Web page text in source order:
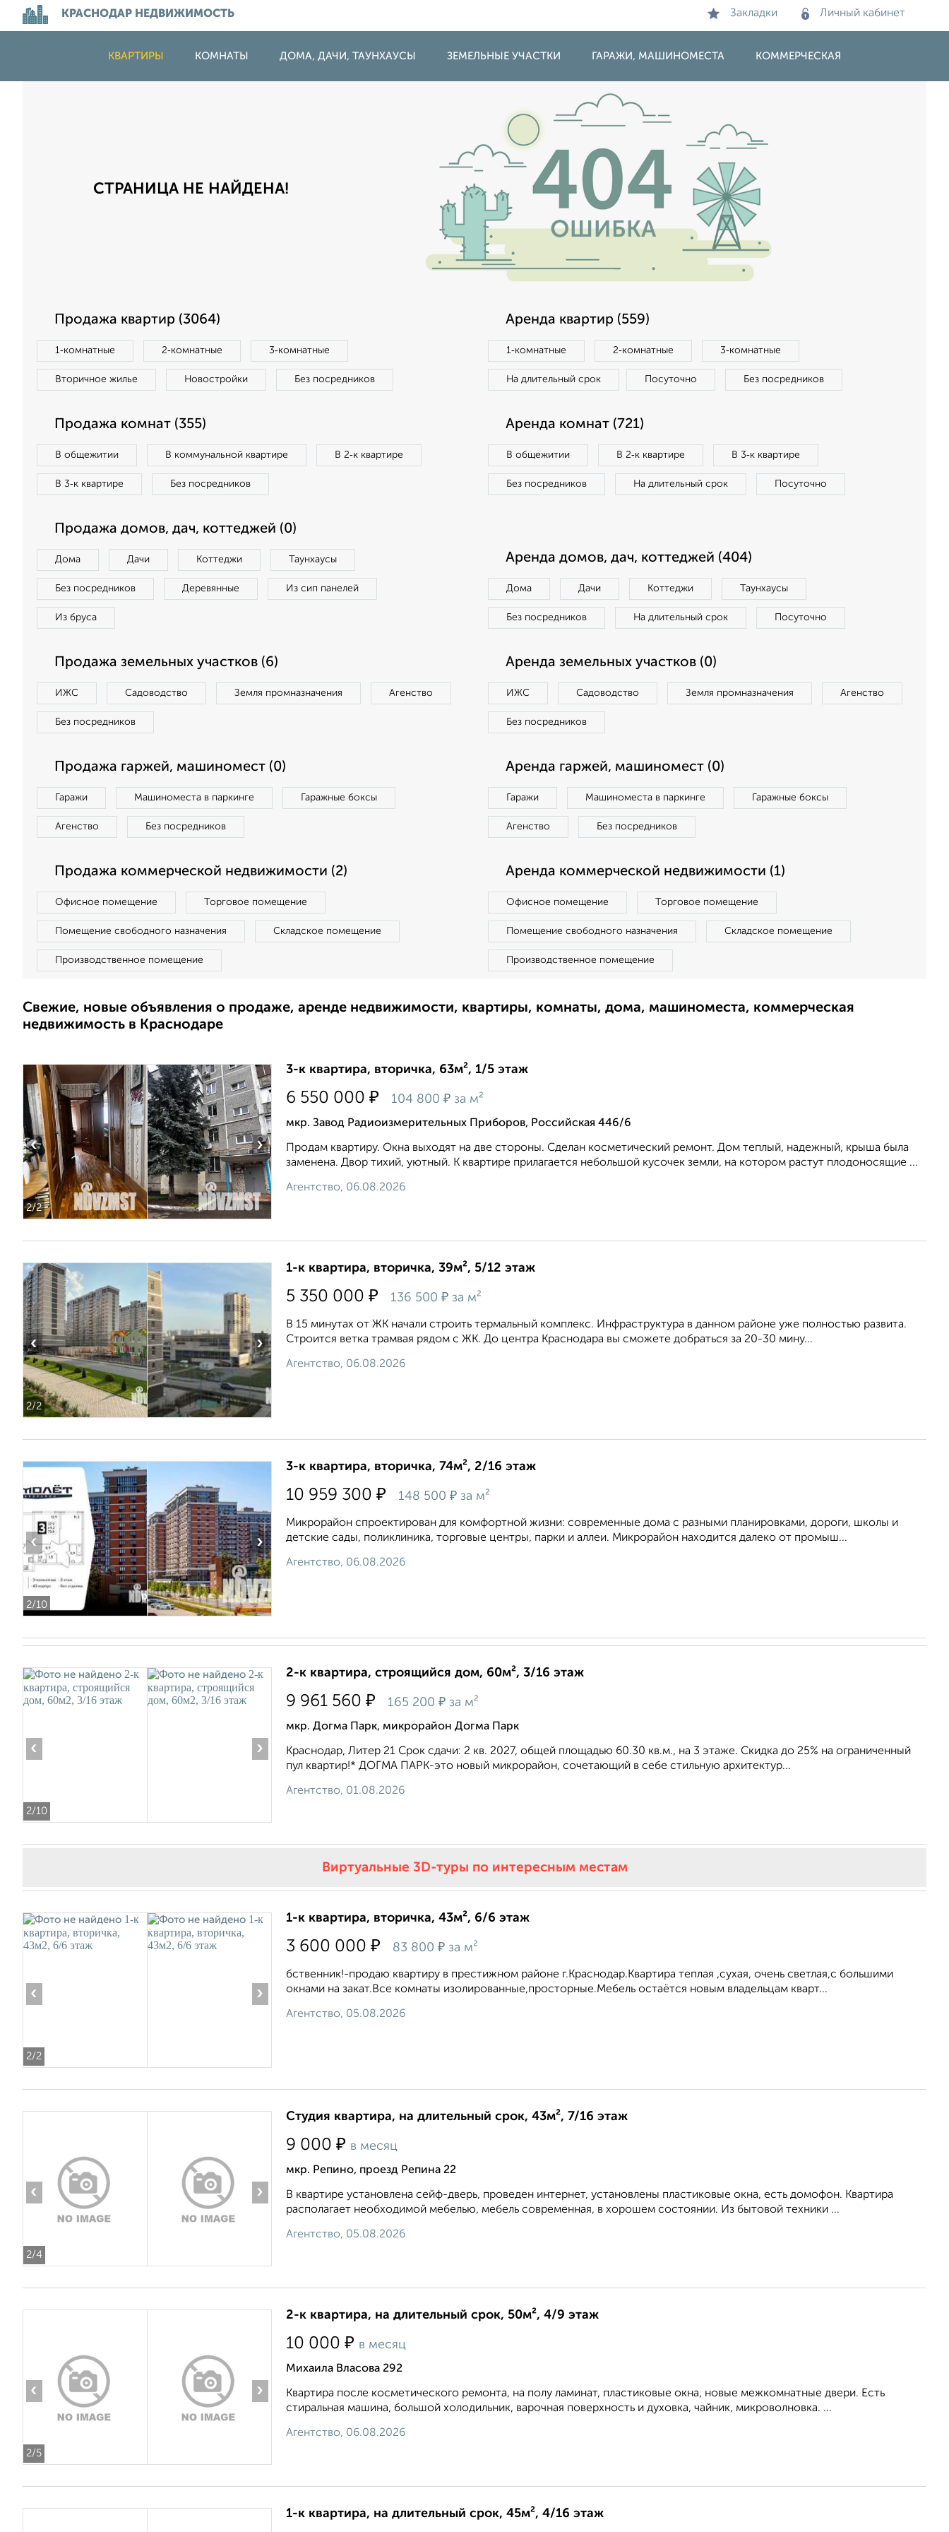
КРАСНОДАР НЕДВИЖИМОСТЬ Закладки Личный кабинет
КВАРТИРЫ КОМНАТЫ ДОМА, ДАЧИ, ТАУНХАУСЫ ЗЕМЕЛЬНЫЕ УЧАСТКИ ГАРАЖИ, МАШИНОМЕСТА КОММЕРЧЕСКАЯ
СТРАНИЦА НЕ НАЙДЕНА!
Продажа квартир (3064)
1‑комнатные 2‑комнатные 3‑комнатные
Вторичное жилье Новостройки Без посредников
Аренда квартир (559)
1‑комнатные 2‑комнатные 3‑комнатные
На длительный срок Посуточно Без посредников
Продажа комнат (355)
В общежитии В коммунальной квартире В 2‑к квартире
В 3‑к квартире Без посредников
Аренда комнат (721)
В общежитии В 2‑к квартире В 3‑к квартире
Без посредников На длительный срок Посуточно
Продажа домов, дач, коттеджей (0)
Дома Дачи Коттеджи Таунхаусы
Без посредников Деревянные Из сип панелей
Из бруса
Аренда домов, дач, коттеджей (404)
Дома Дачи Коттеджи Таунхаусы
Без посредников На длительный срок Посуточно
Продажа земельных участков (6)
ИЖС Садоводство Земля промназначения Агенство
Без посредников
Аренда земельных участков (0)
ИЖС Садоводство Земля промназначения Агенство
Без посредников
Продажа гаржей, машиномест (0)
Гаражи Машиноместа в паркинге Гаражные боксы
Агенство Без посредников
Аренда гаржей, машиномест (0)
Гаражи Машиноместа в паркинге Гаражные боксы
Агенство Без посредников
Продажа коммерческой недвижимости (2)
Офисное помещение Торговое помещение
Помещение свободного назначения Складское помещение
Производственное помещение
Аренда коммерческой недвижимости (1)
Офисное помещение Торговое помещение
Помещение свободного назначения Складское помещение
Производственное помещение
Свежие, новые объявления о продаже, аренде недвижимости, квартиры, комнаты, дома, машиноместа, коммерческая
недвижимость в Краснодаре
2/2
‹ ›
3-к квартира, вторичка, 63м², 1/5 этаж
6 550 000 ₽ 104 800 ₽ за м²
мкр. Завод Радиоизмерительных Приборов, Российская 446/6
Продам квартиру. Окна выходят на две стороны. Сделан косметический ремонт. Дом теплый, надежный, крыша была
заменена. Двор тихий, уютный. К квартире прилагается небольшой кусочек земли, на котором растут плодоносящие ...
Агентство, 06.08.2026
2/2
‹ ›
1-к квартира, вторичка, 39м², 5/12 этаж
5 350 000 ₽ 136 500 ₽ за м²
В 15 минутах от ЖК начали строить термальный комплекс. Инфраструктура в данном районе уже полностью развита.
Строится ветка трамвая рядом с ЖК. До центра Краснодара вы сможете добраться за 20-30 мину...
Агентство, 06.08.2026
2/10
‹ ›
3-к квартира, вторичка, 74м², 2/16 этаж
10 959 300 ₽ 148 500 ₽ за м²
Микрорайон спроектирован для комфортной жизни: современные дома с разными планировками, дороги, школы и
детские сады, поликлиника, торговые центры, парки и аллеи. Микрорайон находится далеко от промыш...
Агентство, 06.08.2026
2/10
‹ ›
2-к квартира, строящийся дом, 60м², 3/16 этаж
9 961 560 ₽ 165 200 ₽ за м²
мкр. Догма Парк, микрорайон Догма Парк
Краснодар, Литер 21 Срок сдачи: 2 кв. 2027, общей площадью 60.30 кв.м., на 3 этаже. Скидка до 25% на ограниченный
пул квартир!* ДОГМА ПАРК-это новый микрорайон, сочетающий в себе стильную архитектур...
Агентство, 01.08.2026
Виртуальные 3D-туры по интересным местам
2/2
‹ ›
1-к квартира, вторичка, 43м², 6/6 этаж
3 600 000 ₽ 83 800 ₽ за м²
бственник!-продаю квартиру в престижном районе г.Краснодар.Квартира теплая ,сухая, очень светлая,с большими
окнами на закат.Все комнаты изолированные,просторные.Мебель остаётся новым владельцам кварт...
Агентство, 05.08.2026
2/4
‹ ›
Студия квартира, на длительный срок, 43м², 7/16 этаж
9 000 ₽ в месяц
мкр. Репино, проезд Репина 22
В квартире установлена сейф-дверь, проведен интернет, установлены пластиковые окна, есть домофон. Квартира
располагает необходимой мебелью, мебель современная, в хорошем состоянии. Из бытовой техники ...
Агентство, 05.08.2026
2/5
‹ ›
2-к квартира, на длительный срок, 50м², 4/9 этаж
10 000 ₽ в месяц
Михаила Власова 292
Квартира после косметического ремонта, на полу ламинат, пластиковые окна, новые межкомнатные двери. Есть
стиральная машина, большой холодильник, варочная поверхность и духовка, чайник, микроволновка. ...
Агентство, 06.08.2026
1-к квартира, на длительный срок, 45м², 4/16 этаж